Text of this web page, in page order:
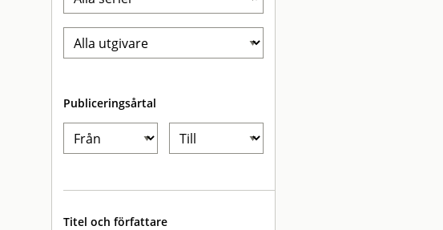
Publiceringsårtal
Titel och författare